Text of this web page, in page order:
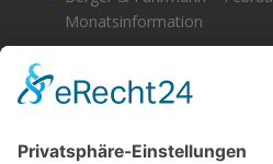
Monatsinformation
Monatsinformation
Suche